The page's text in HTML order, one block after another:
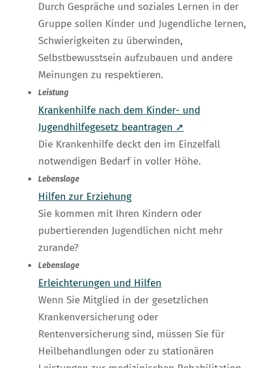
Durch Gespräche und soziales Lernen in der
Gruppe sollen Kinder und Jugendliche lernen,
Schwierigkeiten zu überwinden,
Selbstbewusstsein aufzubauen und andere
Meinungen zu respektieren.
Leistung
Krankenhilfe nach dem Kinder- und
Jugendhilfegesetz beantragen ➚
Die Krankenhilfe deckt den im Einzelfall
notwendigen Bedarf in voller Höhe.
Lebenslage
Hilfen zur Erziehung
Sie kommen mit Ihren Kindern oder
pubertierenden Jugendlichen nicht mehr
zurande?
Lebenslage
Erleichterungen und Hilfen
Wenn Sie Mitglied in der gesetzlichen
Krankenversicherung oder
Rentenversicherung sind, müssen Sie für
Heilbehandlungen oder zu stationären